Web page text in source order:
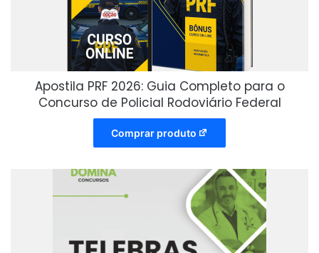
Apostila PRF 2026: Guia Completo para o
Concurso de Policial Rodoviário Federal
Comprar produto